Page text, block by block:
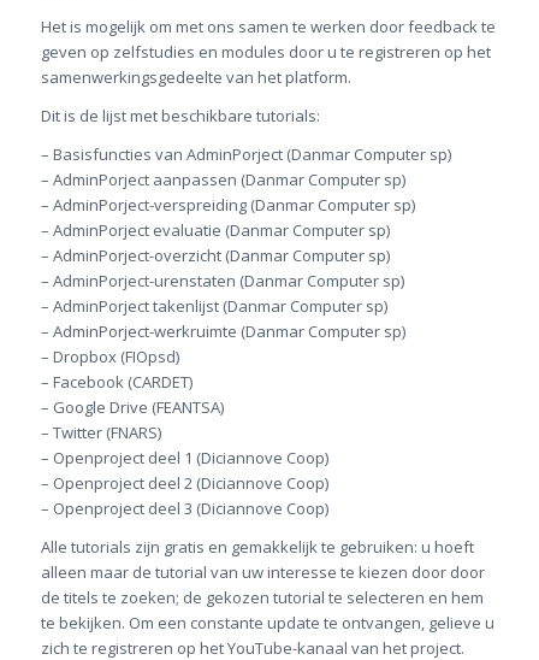
Het is mogelijk om met ons samen te werken door feedback te
geven op zelfstudies en modules door u te registreren op het
samenwerkingsgedeelte van het platform.
Dit is de lijst met beschikbare tutorials:
– Basisfuncties van AdminPorject (Danmar Computer sp)
– AdminPorject aanpassen (Danmar Computer sp)
– AdminPorject-verspreiding (Danmar Computer sp)
– AdminPorject evaluatie (Danmar Computer sp)
– AdminPorject-overzicht (Danmar Computer sp)
– AdminPorject-urenstaten (Danmar Computer sp)
– AdminPorject takenlijst (Danmar Computer sp)
– AdminPorject-werkruimte (Danmar Computer sp)
– Dropbox (FIOpsd)
– Facebook (CARDET)
– Google Drive (FEANTSA)
– Twitter (FNARS)
– Openproject deel 1 (Diciannove Coop)
– Openproject deel 2 (Diciannove Coop)
– Openproject deel 3 (Diciannove Coop)
Alle tutorials zijn gratis en gemakkelijk te gebruiken: u hoeft
alleen maar de tutorial van uw interesse te kiezen door door
de titels te zoeken; de gekozen tutorial te selecteren en hem
te bekijken. Om een constante update te ontvangen, gelieve u
zich te registreren op het YouTube-kanaal van het project.